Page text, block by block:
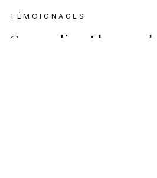
TÉMOIGNAGES
Ce que disent les couples